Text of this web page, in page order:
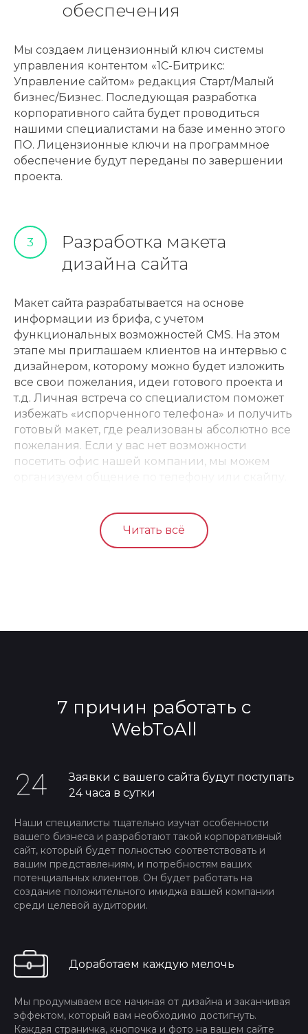
обеспечения
Мы создаем лицензионный ключ системы
управления контентом «1С-Битрикс:
Управление сайтом» редакция Старт/Малый
бизнес/Бизнес. Последующая разработка
корпоративного сайта будет проводиться
нашими специалистами на базе именно этого
ПО. Лицензионные ключи на программное
обеспечение будут переданы по завершении
проекта.
3
Разработка макета
дизайна сайта
Макет сайта разрабатывается на основе
информации из брифа, с учетом
функциональных возможностей CMS. На этом
этапе мы приглашаем клиентов на интервью с
дизайнером, которому можно будет изложить
все свои пожелания, идеи готового проекта и
т.д. Личная встреча со специалистом поможет
избежать «испорченного телефона» и получить
готовый макет, где реализованы абсолютно все
пожелания. Если у вас нет возможности
посетить офис нашей компании, мы можем
Читать всё
7 причин работать с
WebToAll
Заявки с вашего сайта будут поступать
24 часа в сутки
Наши специалисты тщательно изучат особенности
вашего бизнеса и разработают такой корпоративный
сайт, который будет полностью соответствовать и
вашим представлениям, и потребностям ваших
потенциальных клиентов. Он будет работать на
создание положительного имиджа вашей компании
среди целевой аудитории.
Доработаем каждую мелочь
Мы продумываем все начиная от дизайна и заканчивая
эффектом, который вам необходимо достигнуть.
Каждая страничка, кнопочка и фото на вашем сайте